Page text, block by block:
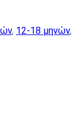
, 12-18 μηνών,